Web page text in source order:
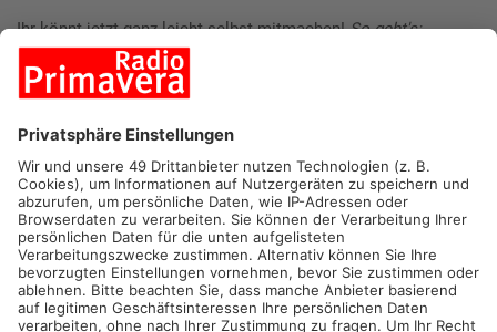
Ihr könnt jetzt ganz leicht selbst mitmachen!So geht's:
Wenn ihr ein tolles Bild gemacht habt, schickt es uns! Einfach
eine WhatsApp ins Studio schicken an die 06021 / 388 399 mit
Namen und Wohnort und einer kurzen Erklärung zur
Entstehung des Fotos.
Wir posten dann jede Woche das schönste Bild auf unseren
Facebook- und Instagram-Seiten.
Welches ist das schönste Foto aus der Region?
Sonnenuntergang in Haibach von Sabine
34,4%